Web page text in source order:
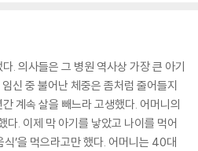
리셋 4주 계획
. 의사들은 그 병원 역사상 가장 큰 아기
신 중 불어난 체중은 좀처럼 줄어들지
계속 살을 빼느라 고생했다. 어머니의
다. 이제 막 아기를 낳았고 나이를 먹어
식’을 먹으라고만 했다. 어머니는 40대